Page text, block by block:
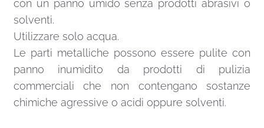
con un panno umido senza prodotti abrasivi o
solventi.
Utilizzare solo acqua.
Le parti metalliche possono essere pulite con
panno inumidito da prodotti di pulizia
commerciali che non contengano sostanze
chimiche agressive o acidi oppure solventi.